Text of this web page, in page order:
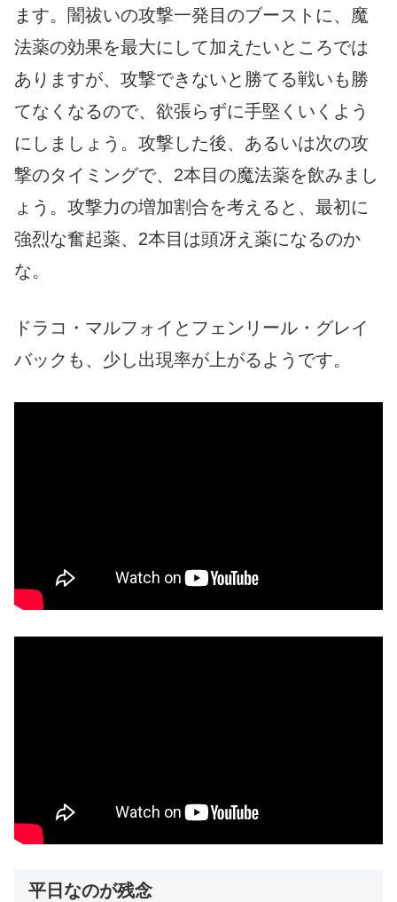
ます。闇祓いの攻撃一発目のブーストに、魔
法薬の効果を最大にして加えたいところでは
ありますが、攻撃できないと勝てる戦いも勝
てなくなるので、欲張らずに手堅くいくよう
にしましょう。攻撃した後、あるいは次の攻
撃のタイミングで、2本目の魔法薬を飲みまし
ょう。攻撃力の増加割合を考えると、最初に
強烈な奮起薬、2本目は頭冴え薬になるのか
な。
ドラコ・マルフォイとフェンリール・グレイ
バックも、少し出現率が上がるようです。
平日なのが残念